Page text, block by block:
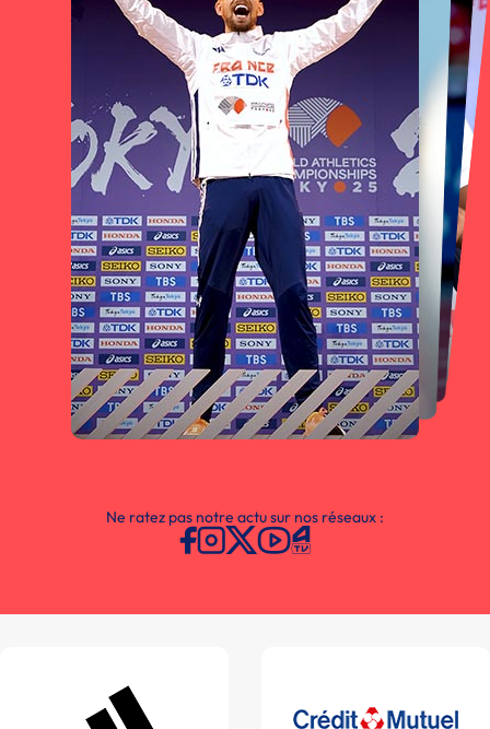
Ne ratez pas notre actu sur nos réseaux :